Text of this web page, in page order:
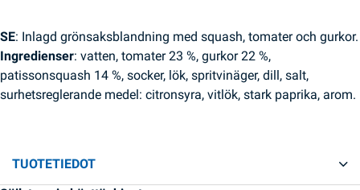
SE: Inlagd grönsaksblandning med squash, tomater och gurkor.
Ingredienser: vatten, tomater 23 %, gurkor 22 %,
patissonsquash 14 %, socker, lök, spritvinäger, dill, salt,
surhetsreglerande medel: citronsyra, vitlök, stark paprika, arom.
TUOTETIEDOT